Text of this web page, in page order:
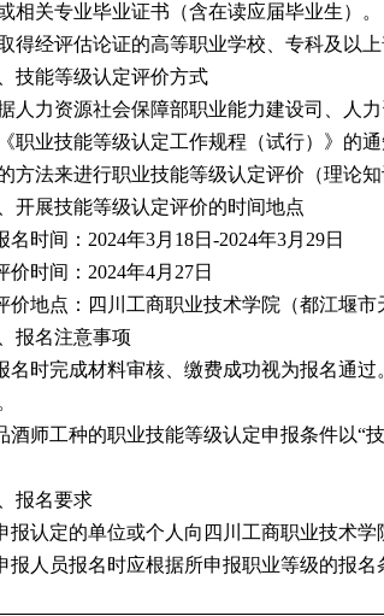
相关专业毕业证书（含在读应届毕业生）。
得经评估论证的高等职业学校、专科及以
技能等级认定评价方式
人力资源社会保障部职业能力建设司、人
职业技能等级认定工作规程（试行）》的
方法来进行职业技能等级认定评价（理论
开展技能等级认定评价的时间地点
名时间： 2024年3月 18日 -2024年3月 29日
价时间： 2024年4月27日
价地点：四川工商职业技术学院（都江堰市
报名注意事项
名时完成材料审核、缴费成功视为报名通
酒师工种的职业技能等级认定申报条件以“
报名要求
报认定的单位或个人向四川工商职业技术学
报人员报名时应根据所申报职业等级的报